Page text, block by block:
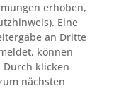
erhoben,
Eine
an Dritte
können
Durch klicken
nächsten